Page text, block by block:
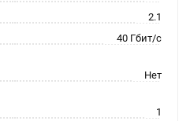
2.1
40 Гбит/с
Нет
1